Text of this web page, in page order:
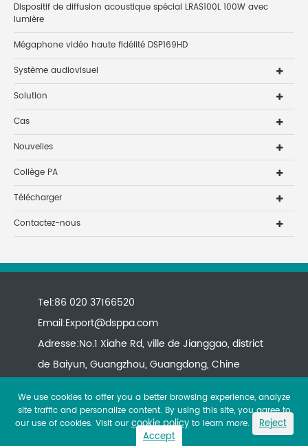
Dispositif de diffusion acoustique spécial LRAS100L 100W avec
lumière
Mégaphone vidéo haute fidélité DSP169HD
Système audiovisuel
Solution
Cas
Nouvelles
Collège PA
Télécharger
Contactez-nous
Tel:86 020 37166520
Email:Export@dsppa.com
Adresse:No.1 Xiahe Rd, ville de Jianggao, district
de Baiyun, Guangzhou, Guangdong, Chine
We use cookies to offer you a better browsing experience, analyze
site traffic and personalize content. By using this site, you agree to
our use of cookies. Visit ourcookie policyto learn more.
Reject
Accept